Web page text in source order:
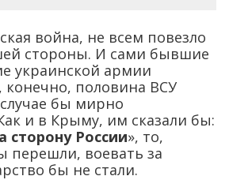
война, не всем повезло
стороны. И сами бывшие
украинской армии
конечно, половина ВСУ
бы мирно
и в Крыму, им сказали бы:
сторону России», то,
перешли, воевать за
бы не стали.